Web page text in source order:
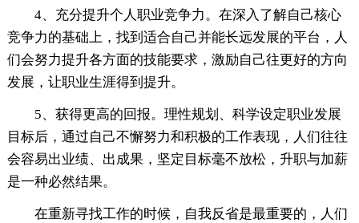
4、充分提升个人职业竞争力。在深入了解自己核心
竞争力的基础上，找到适合自己并能长远发展的平台，人
们会努力提升各方面的技能要求，激励自己往更好的方向
发展，让职业生涯得到提升。
5、获得更高的回报。理性规划、科学设定职业发展
目标后，通过自己不懈努力和积极的工作表现，人们往往
会容易出业绩、出成果，坚定目标毫不放松，升职与加薪
是一种必然结果。
在重新寻找工作的时候，自我反省是最重要的，人们